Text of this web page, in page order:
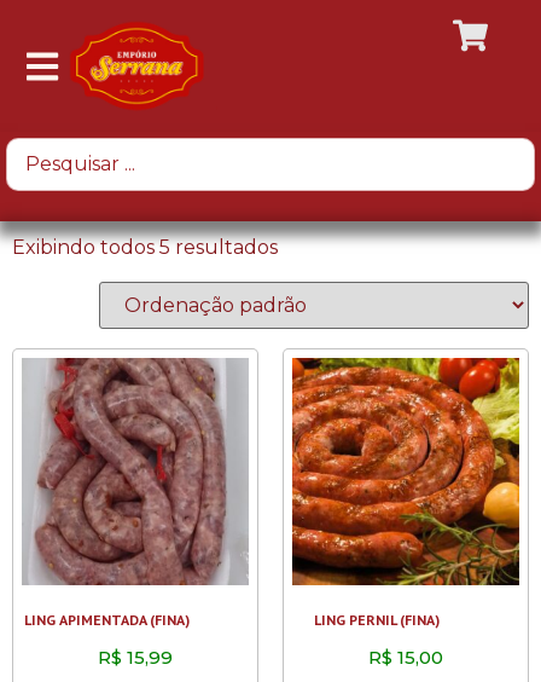
Exibindo todos 5 resultados
LING APIMENTADA (FINA)
R$ 15,99
LING PERNIL (FINA)
R$ 15,00